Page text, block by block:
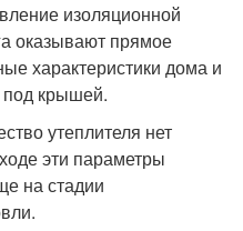
изоляционной
оказывают прямое
характеристики дома и
крышей.
утеплителя нет
эти параметры
на стадии